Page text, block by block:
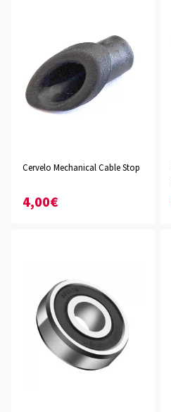
Cervelo Mechanical Cable Stop
4,00€